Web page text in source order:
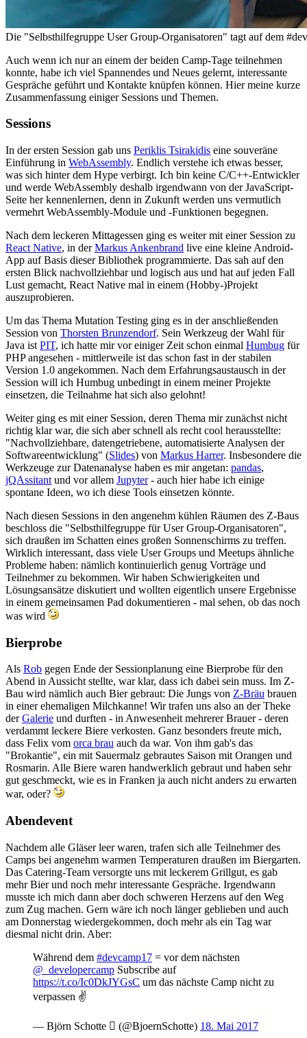
Die "Selbsthilfegruppe User Group-Organisatoren" tagt auf dem
Auch wenn ich nur an einem der beiden Camp-Tage teilnehmen
konnte, habe ich viel Spannendes und Neues gelernt, interessante
Gespräche geführt und Kontakte knüpfen können. Hier meine kurze
Zusammenfassung einiger Sessions und Themen.
Sessions
In der ersten Session gab uns Periklis Tsirakidis eine souveräne
Einführung in WebAssembly. Endlich verstehe ich etwas besser,
was sich hinter dem Hype verbirgt. Ich bin keine C/C++-Entwickler
und werde WebAssembly deshalb irgendwann von der JavaScript-
Seite her kennenlernen, denn in Zukunft werden uns vermutlich
vermehrt WebAssembly-Module und -Funktionen begegnen.
Nach dem leckeren Mittagessen ging es weiter mit einer Session zu
React Native, in derMarkus Ankenbrand live eine kleine Android-
App auf Basis dieser Bibliothek programmierte. Das sah auf den
ersten Blick nachvollziehbar und logisch aus und hat auf jeden Fall
Lust gemacht, React Native mal in einem (Hobby-)Projekt
auszuprobieren.
Um das Thema Mutation Testing ging es in der anschließenden
Session von Thorsten Brunzendorf. Sein Werkzeug der Wahl für
Java ist PIT, ich hatte mir vor einiger Zeit schon einmal Humbug für
PHP angesehen - mittlerweile ist das schon fast in der stabilen
Version 1.0 angekommen. Nach dem Erfahrungsaustausch in der
Session will ich Humbug unbedingt in einem meiner Projekte
einsetzen, die Teilnahme hat sich also gelohnt!
Weiter ging es mit einer Session, deren Thema mir zunächst nicht
richtig klar war, die sich aber schnell als recht cool herausstellte:
"Nachvollziehbare, datengetriebene, automatisierte Analysen der
Softwareentwicklung" (Slides) von Markus Harrer. Insbesondere die
Werkzeuge zur Datenanalyse haben es mir angetan: pandas,
jQAssitant und vor allem Jupyter- auch hier habe ich einige
spontane Ideen, wo ich diese Tools einsetzen könnte.
Nach diesen Sessions in den angenehm kühlen Räumen des Z-Baus
beschloss die "Selbsthilfegruppe für User Group-Organisatoren",
sich draußen im Schatten eines großen Sonnenschirms zu treffen.
Wirklich interessant, dass viele User Groups und Meetups ähnliche
Probleme haben: nämlich kontinuierlich genug Vorträge und
Teilnehmer zu bekommen. Wir haben Schwierigkeiten und
Lösungsansätze diskutiert und wollten eigentlich unsere Ergebnisse
in einem gemeinsamen Pad dokumentieren - mal sehen, ob das noch
was wird
Bierprobe
Als Rob gegen Ende der Sessionplanung eine Bierprobe für den
Abend in Aussicht stellte, war klar, dass ich dabei sein muss. Im Z-
Bau wird nämlich auch Bier gebraut: Die Jungs von Z-Bräu brauen
in einer ehemaligen Milchkanne! Wir trafen uns also an der Theke
derGalerie und durften - in Anwesenheit mehrerer Brauer - deren
verdammt leckere Biere verkosten. Ganz besonders freute mich,
dass Felix vom orca brau auch da war. Von ihm gab's das
"Brokantie", ein mit Sauermalz gebrautes Saison mit Orangen und
Rosmarin. Alle Biere waren handwerklich gebraut und haben sehr
gut geschmeckt, wie es in Franken ja auch nicht anders zu erwarten
war, oder?
Abendevent
Nachdem alle Gläser leer waren, trafen sich alle Teilnehmer des
Camps bei angenehm warmen Temperaturen draußen im Biergarten.
Das Catering-Team versorgte uns mit leckerem Grillgut, es gab
mehr Bier und noch mehr interessante Gespräche. Irgendwann
musste ich mich dann aber doch schweren Herzens auf den Weg
zum Zug machen. Gern wäre ich noch länger geblieben und auch
am Donnerstag wiedergekommen, doch mehr als ein Tag war
diesmal nicht drin. Aber:
Während dem #devcamp17 = vor dem nächsten
@_developercamp Subscribe auf
https://t.co/Ic0DkJYGsC um das nächste Camp nicht zu
verpassen ✌️
— Björn Schotte  (@BjoernSchotte) 18. Mai 2017